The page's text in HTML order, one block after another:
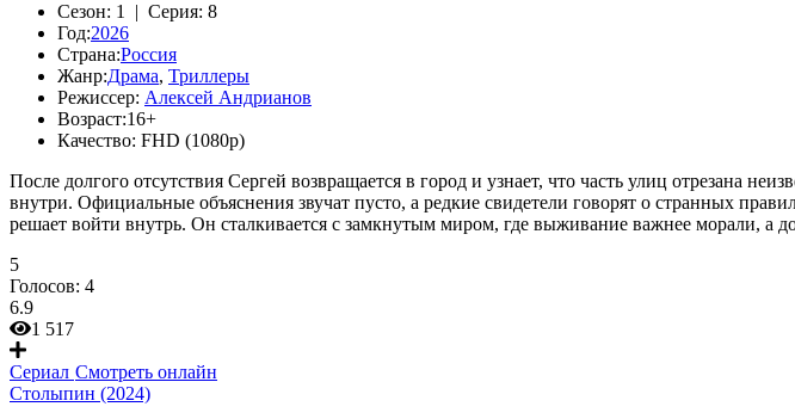
Сезон: 1 | Серия: 8
Год:2026
Страна:Россия
Жанр:Драма, Триллеры
Режиссер: Алексей Андрианов
Возраст:16+
Качество: FHD (1080p)
После долгого отсутствия Сергей возвращается в город и узнает, что часть улиц отрезана
внутри. Официальные объяснения звучат пусто, а редкие свидетели говорят о странных
решает войти внутрь. Он сталкивается с замкнутым миром, где выживание важнее морали, а
5
Голосов: 4
6.9
1 517
Сериал Смотреть онлайн
Столыпин (2024)